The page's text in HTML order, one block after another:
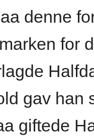
denne
for
gav han
giftede